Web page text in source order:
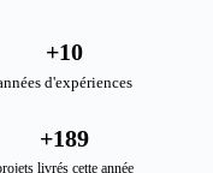
d'expériences
+10
livrés cette année
+189